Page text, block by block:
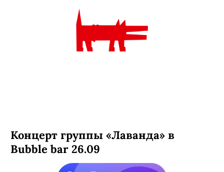
Концерт группы «Лаванда» в
Bubble bar 26.09